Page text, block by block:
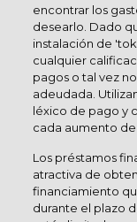
encontrar los
desearlo. Dado
instalación de
cualquier
pagos o tal vez
adeudada.
léxico de pago y
cada aumento
Los préstamos
atractiva de
financiamiento
durante el plazo